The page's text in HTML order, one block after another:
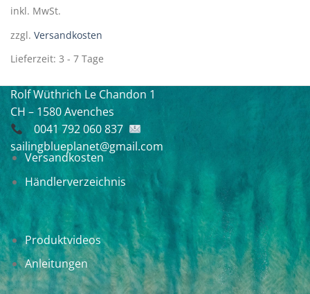
auf.
Optionen
können
Produktseite
gewählt
werden
inkl. MwSt.
zzgl. Versandkosten
Lieferzeit: 3 - 7 Tage
Rolf Wüthrich Le Chandon 1
CH – 1580 Avenches
0041 792 060 837
sailingblueplanet@gmail.com
Versandkosten
Händlerverzeichnis
Produktvideos
Anleitungen